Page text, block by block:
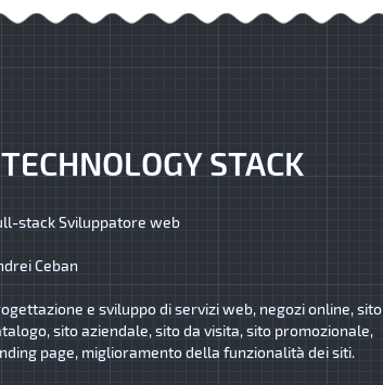
STACK
stack Sviluppatore web
Ceban
e sviluppo di servizi web, negozi online, sito
sito aziendale, sito da visita, sito promozionale,
page, miglioramento della funzionalità dei siti.